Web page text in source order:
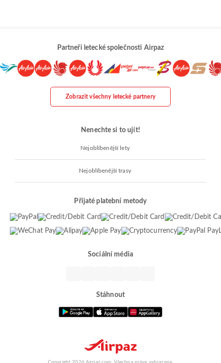
Partneři letecké společnosti Airpaz
Zobrazit všechny letecké partnery
Nenechte si to ujít!
Nejoblíbenější lety
Nejoblíbenější trasy
Přijaté platební metody
Sociální média
Stáhnout
Copyright 2026 Airpaz.com. Všechna práva vyhrazena.